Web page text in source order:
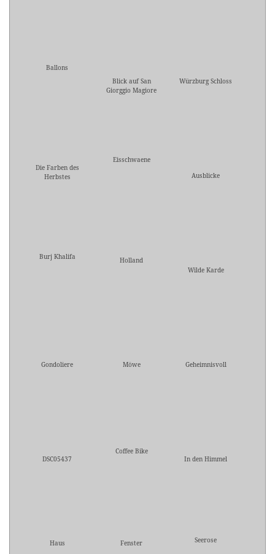
Ballons
Blick auf San
Giorggio Magiore
Würzburg Schloss
Die Farben des
Herbstes
Eisschwaene
Ausblicke
Burj Khalifa
Holland
Wilde Karde
Gondoliere Möwe Geheimnisvoll
DSC05437
Coffee Bike
In den Himmel
Haus Fenster Seerose